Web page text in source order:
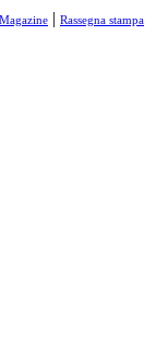
| Rassegna stampa